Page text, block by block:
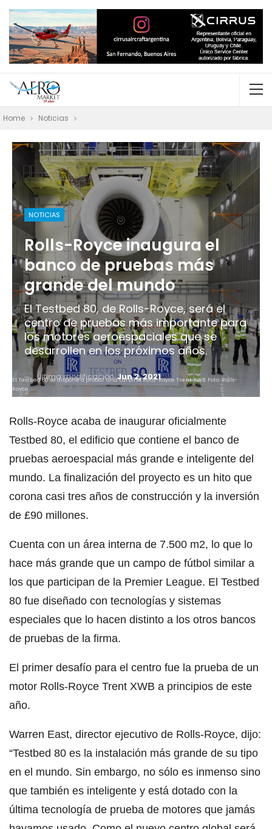
Home Noticias
NOTICIAS
Rolls-Royce inaugura el
banco de pruebas más
grande del mundo
El Testbed 80, de Rolls-Royce, será el
centro de pruebas más importante para
los motores aeroespaciales que se
desarrollen en los próximos años.
Última modificaciónJun 2, 2021
El Testbed 80 se dispone a probar una turbina Rolls-Royce Trent XWB. Foto: Rolls-
Royce.
Rolls-Royce acaba de inaugurar oficialmente
Testbed 80, el edificio que contiene el banco de
pruebas aeroespacial más grande e inteligente del
mundo. La finalización del proyecto es un hito que
corona casi tres años de construcción y la inversión
de £90 millones.
Cuenta con un área interna de 7.500 m2, lo que lo
hace más grande que un campo de fútbol similar a
los que participan de la Premier League. El Testbed
80 fue diseñado con tecnologías y sistemas
especiales que lo hacen distinto a los otros bancos
de pruebas de la firma.
El primer desafío para el centro fue la prueba de un
motor Rolls-Royce Trent XWB a principios de este
año.
Warren East, director ejecutivo de Rolls-Royce, dijo:
“Testbed 80 es la instalación más grande de su tipo
en el mundo. Sin embargo, no sólo es inmenso sino
que también es inteligente y está dotado con la
última tecnología de prueba de motores que jamás